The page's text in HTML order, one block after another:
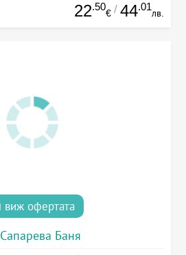
22.50
€ / 44.01
лв.
виж офертата
Сапарева Баня